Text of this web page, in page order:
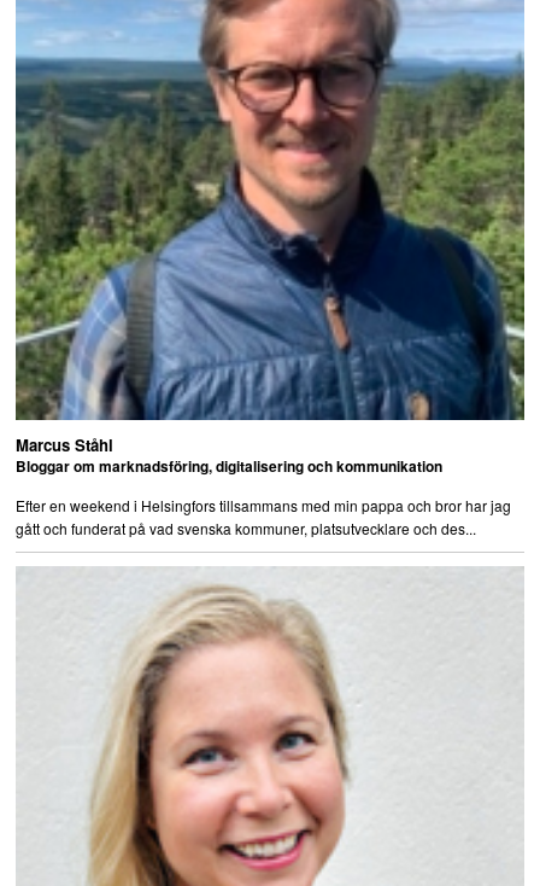
Marcus Ståhl
Bloggar om marknadsföring, digitalisering och kommunikation
Efter en weekend i Helsingfors tillsammans med min pappa och bror har jag
gått och funderat på vad svenska kommuner, platsutvecklare och des...